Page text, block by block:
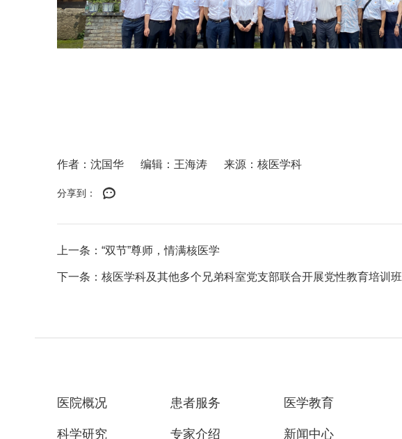
作者：沈国华 编辑：王海涛 来源：核医学科
分享到：
上一条：“双节”尊师，情满核医学
下一条：核医学科及其他多个兄弟科室党支部联合开展党性教育培训班
医院概况 患者服务 医学教育
科学研究 专家介绍 新闻中心